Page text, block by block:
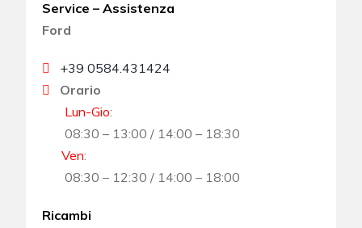
Service – Assistenza
Ford
+39 0584.431424
Orario
Lun-Gio:
08:30 – 13:00 / 14:00 – 18:30
Ven:
08:30 – 12:30 / 14:00 – 18:00
Ricambi